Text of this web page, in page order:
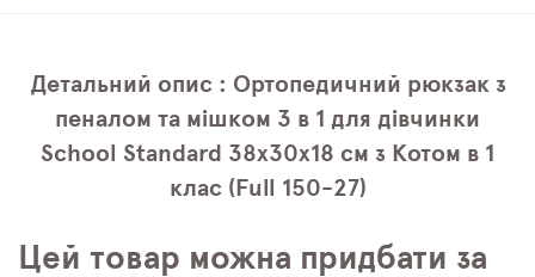
Детальний опис : Ортопедичний рюкзак з
пеналом та мішком 3 в 1 для дівчинки
School Standard 38х30х18 см з Котом в 1
клас (Full 150-27)
Цей товар можна придбати за